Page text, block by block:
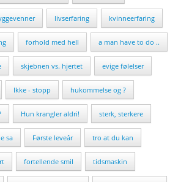
livserfaring kvinneerfaring
forhold med hell a man have to do ..
skjebnen vs. hjertet evige følelser
Ikke - stopp hukommelse og ?
Hun krangler aldri! sterk, sterkere
sa Første leveår tro at du kan
fortellende smil tidsmaskin